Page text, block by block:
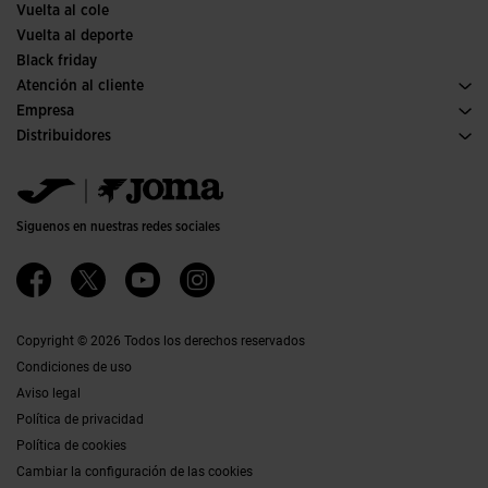
Vuelta al cole
Vuelta al deporte
Black friday
Atención al cliente
Condiciones de compra
Transporte y entrega
Preguntas frecuentes
Empresa
Historia
Política de calidad y medio ambiente
Trabaja con nosotros
Proyectos subvencionados
Canal ético
Distribuidores
Jomanet
Área marketing
Contacto
Siguenos en nuestras redes sociales
Copyright © 2026 Todos los derechos reservados
Condiciones de uso
Aviso legal
Política de privacidad
Política de cookies
Cambiar la configuración de las cookies